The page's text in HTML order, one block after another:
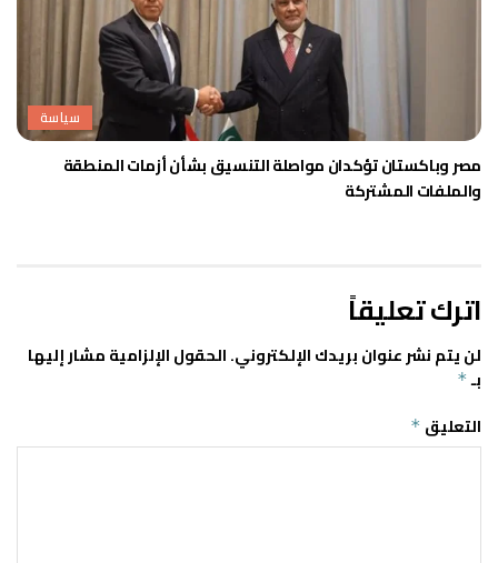
سياسة
مصر وباكستان تؤكدان مواصلة التنسيق بشأن أزمات المنطقة
والملفات المشتركة
اترك تعليقاً
لن يتم نشر عنوان بريدك الإلكتروني.الحقول الإلزامية مشار إليها
بـ *
التعليق *